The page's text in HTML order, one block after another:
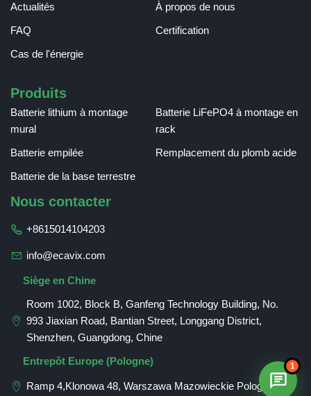
1
Actualités
À propos de nous
FAQ
Certification
Cas de l'énergie
Produits
Batterie lithium à montage
mural
Batterie LiFePO4 à montage en
rack
Batterie empilée
Remplacement du plomb acide
Batterie de la base terrestre
Nous contacter
+8615014104203
info@ecavix.com
Siège en Chine
Room 1002, Block B, Ganfeng Technology Building, No.
993 Jiaxian Road, Bantian Street, Longgang District,
Shenzhen, Guangdong, Chine
Entrepôt Europe (Pologne)
Ramp 4,Klonowa 48, Warszawa Mazowieckie Pologne